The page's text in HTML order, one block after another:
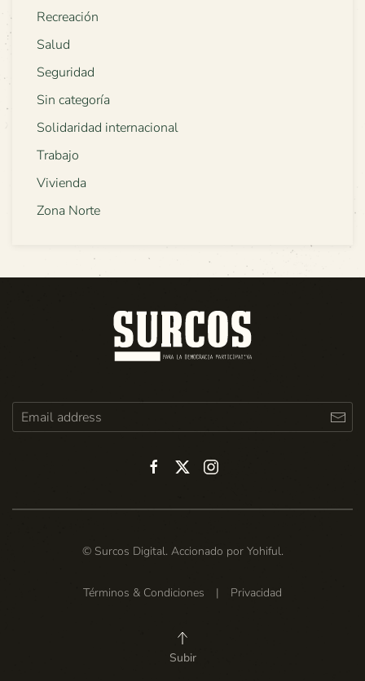
Recreación
Salud
Seguridad
Sin categoría
Solidaridad internacional
Trabajo
Vivienda
Zona Norte
© Surcos Digital. Accionado por Yohiful.
Términos & Condiciones | Privacidad
Subir